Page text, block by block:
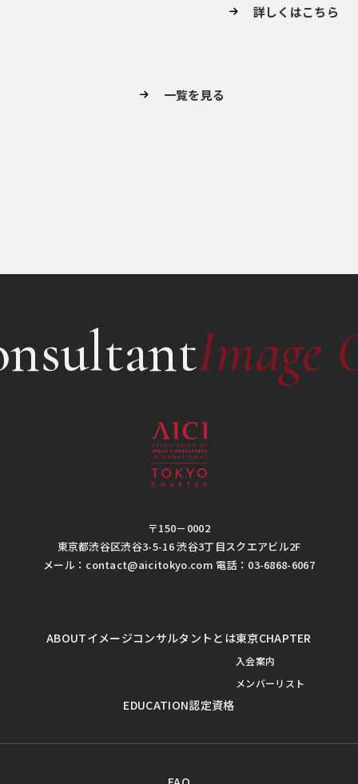
詳しくはこちら
一覧を見る
Image
〒150－0002
東京都渋谷区渋谷3-5-16 渋谷3丁目スクエアビル2F
メール：contact@aicitokyo.com 電話：03-6868-6067
ABOUTイメージコンサルタントとは東京CHAPTER
入会案内
メンバーリスト
EDUCATION認定資格